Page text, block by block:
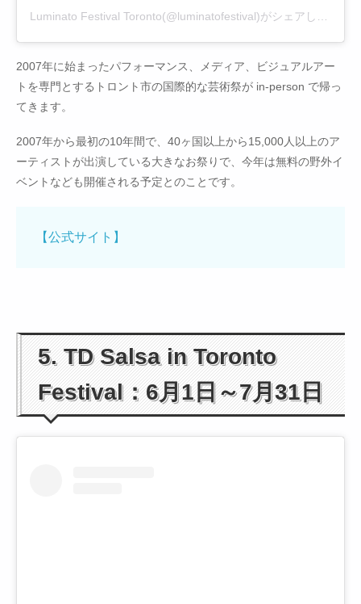
Luminato Festival Toronto(@luminatofestival)がシェアした投稿
2007年に始まったパフォーマンス、メディア、ビジュアルアー
トを専門とするトロント市の国際的な芸術祭が in-person で帰っ
てきます。
2007年から最初の10年間で、40ヶ国以上から15,000人以上のア
ーティストが出演している大きなお祭りで、今年は無料の野外イ
ベントなども開催される予定とのことです。
【公式サイト】
5. TD Salsa in Toronto
Festival：6月1日～7月31日